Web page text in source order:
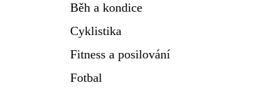
Běh a kondice
Cyklistika
Fitness a posilování
Fotbal